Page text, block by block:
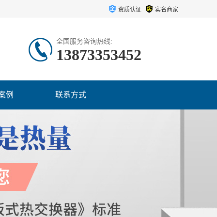
资质认证 实名商家
全国服务咨询热线:
13873353452
例 联系方式